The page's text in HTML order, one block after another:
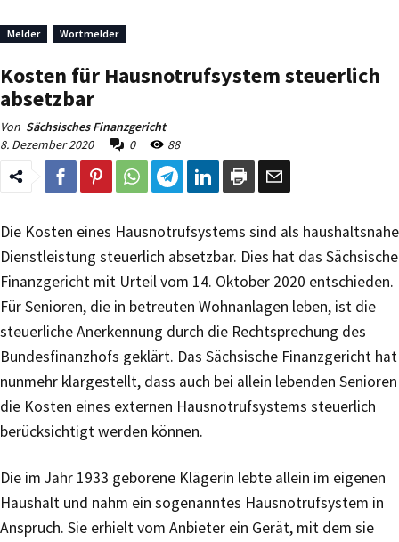
Melder Wortmelder
Kosten für Hausnotrufsystem steuerlich
absetzbar
Von Sächsisches Finanzgericht
8. Dezember 2020
0 88
Die Kosten eines Hausnotrufsystems sind als haushaltsnahe
Dienstleistung steuerlich absetzbar. Dies hat das Sächsische
Finanzgericht mit Urteil vom 14. Oktober 2020 entschieden.
Für Senioren, die in betreuten Wohnanlagen leben, ist die
steuerliche Anerkennung durch die Rechtsprechung des
Bundesfinanzhofs geklärt. Das Sächsische Finanzgericht hat
nunmehr klargestellt, dass auch bei allein lebenden Senioren
die Kosten eines externen Hausnotrufsystems steuerlich
berücksichtigt werden können.
Die im Jahr 1933 geborene Klägerin lebte allein im eigenen
Haushalt und nahm ein sogenanntes Hausnotrufsystem in
Anspruch. Sie erhielt vom Anbieter ein Gerät, mit dem sie